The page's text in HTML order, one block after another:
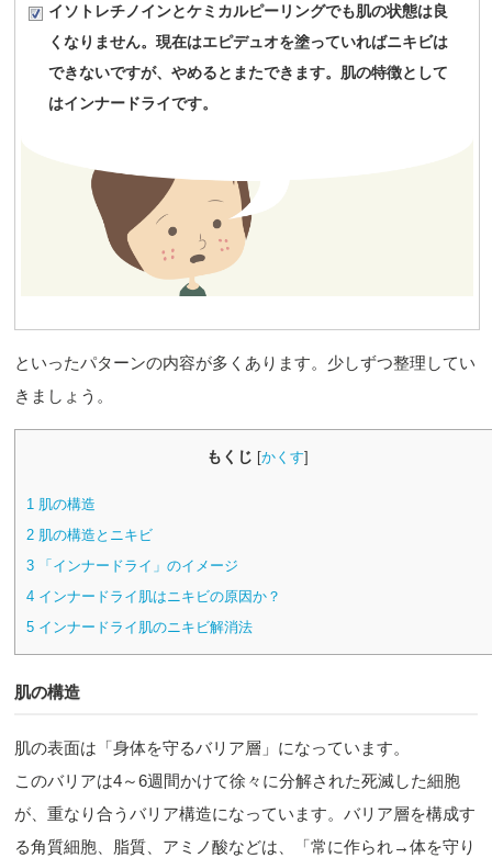
イソトレチノインとケミカルピーリングでも肌の状態は良
くなりません。現在はエピデュオを塗っていればニキビは
できないですが、やめるとまたできます。肌の特徴として
はインナードライです。
といったパターンの内容が多くあります。少しずつ整理してい
きましょう。
もくじ [かくす]
1 肌の構造
2 肌の構造とニキビ
3 「インナードライ」のイメージ
4 インナードライ肌はニキビの原因か？
5 インナードライ肌のニキビ解消法
肌の構造
肌の表面は「身体を守るバリア層」になっています。
このバリアは4～6週間かけて徐々に分解された死滅した細胞
が、重なり合うバリア構造になっています。バリア層を構成す
る角質細胞、脂質、アミノ酸などは、「常に作られ→体を守り